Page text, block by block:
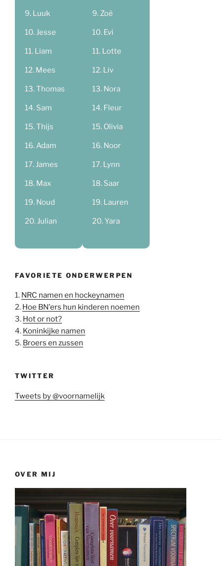
Luuk
Jesse
Liam
Mees
Thomas
Sam
Thijs
Adam
James
Max
Noud
Julian
Zoë
Evi
Lotte
Liv
Nora
Fleur
Olivia
Noor
Lynn
Saar
Lauren
Yara
FAVORIETE ONDERWERPEN
1. NRC namen en hockeynamen
2. Hoe BN'ers hun kinderen noemen
3. Hot or not?
4. Koninkijke namen
5. Broers en zussen
TWITTER
Tweets by @voornamelijk
OVER MIJ